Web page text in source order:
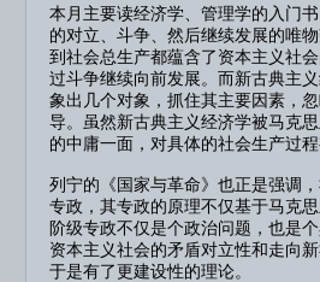
本月主要读经济学、管理学的入门
的对立、斗争、然后继续发展的唯
到社会总生产都蕴含了资本主义社
过斗争继续向前发展。而新古典主
象出几个对象，抓住其主要因素，
导。虽然新古典主义经济学被马克
的中庸一面，对具体的社会生产过
列宁的《国家与革命》也正是强调
专政，其专政的原理不仅基于马克
阶级专政不仅是个政治问题，也是
资本主义社会的矛盾对立性和走向
于是有了更建设性的理论。